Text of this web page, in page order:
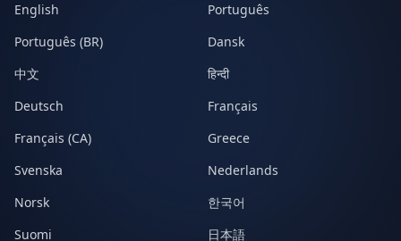
English
Português
Português (BR)
Dansk
中文
हिन्दी
Deutsch
Français
Français (CA)
Greece
Svenska
Nederlands
Norsk
한국어
Suomi
日本語